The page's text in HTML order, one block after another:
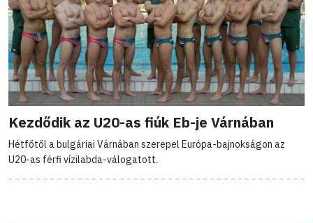
Kezdődik az U20-as fiúk Eb-je Várnában
Hétfőtől a bulgáriai Várnában szerepel Európa-bajnokságon az
U20-as férfi vízilabda-válogatott.